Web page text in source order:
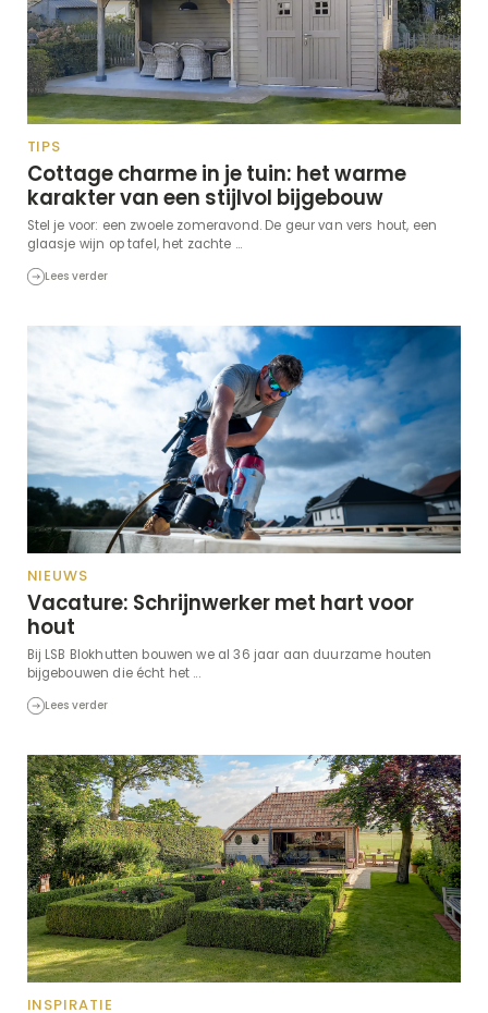
TIPS
Cottage charme in je tuin: het warme
karakter van een stijlvol bijgebouw
Stel je voor: een zwoele zomeravond. De geur van vers hout, een
glaasje wijn op tafel, het zachte ...
Lees verder
NIEUWS
Vacature: Schrijnwerker met hart voor
hout
Bij LSB Blokhutten bouwen we al 36 jaar aan duurzame houten
bijgebouwen die écht het ...
Lees verder
INSPIRATIE